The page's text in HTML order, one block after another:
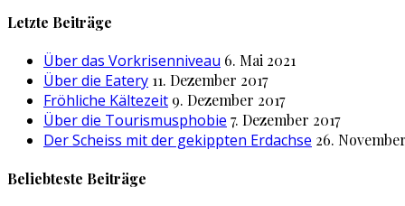
Letzte Beiträge
Über das Vorkrisenniveau 6. Mai 2021
Über die Eatery 11. Dezember 2017
Fröhliche Kältezeit 9. Dezember 2017
Über die Tourismusphobie 7. Dezember 2017
Der Scheiss mit der gekippten Erdachse 26.
Beliebteste Beiträge